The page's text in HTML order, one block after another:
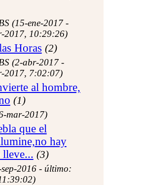
misa
Oración
Jesús Niño
María
de oración
del Papa
del Papa
de ETF
Iglesia
Oficio
(15-ene-2017 -
2017, 10:29:26)
Horas (2)
(2-abr-2017 -
2017, 7:02:07)
al hombre,
(1)
mar-2017)
que el
hay
lleve... (3)
2016 - último: